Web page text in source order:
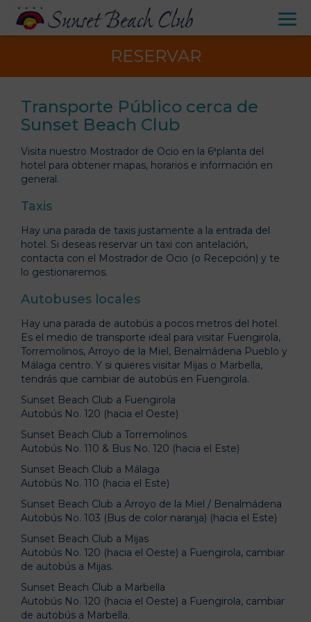
RESERVAR
Transporte Público cerca de
Sunset Beach Club
Visita nuestro Mostrador de Ocio en la 6ªplanta del
hotel para obtener mapas, horarios e información en
general.
Taxis
Hay una parada de taxis justamente a la entrada del
hotel. Si deseas reservar un taxi con antelación,
contacta con el Mostrador de Ocio (o Recepción) y te
lo gestionaremos.
Autobuses locales
Hay una parada de autobús a pocos metros del hotel.
Es el medio de transporte ideal para visitar Fuengirola,
Torremolinos, Arroyo de la Miel, Benalmádena Pueblo y
Málaga centro. Y si quieres visitar Mijas o Marbella,
tendrás que cambiar de autobús en Fuengirola.
Sunset Beach Club a Fuengirola
Autobús No. 120 (hacia el Oeste)
Sunset Beach Club a Torremolinos
Autobús No. 110 & Bus No. 120 (hacia el Este)
Sunset Beach Club a Málaga
Autobús No. 110 (hacia el Este)
Sunset Beach Club a Arroyo de la Miel / Benalmádena
Autobús No. 103 (Bus de color naranja) (hacia el Este)
Sunset Beach Club a Mijas
Autobús No. 120 (hacia el Oeste) a Fuengirola, cambiar
de autobús a Mijas.
Sunset Beach Club a Marbella
Autobús No. 120 (hacia el Oeste) a Fuengirola, cambiar
de autobús a Marbella.